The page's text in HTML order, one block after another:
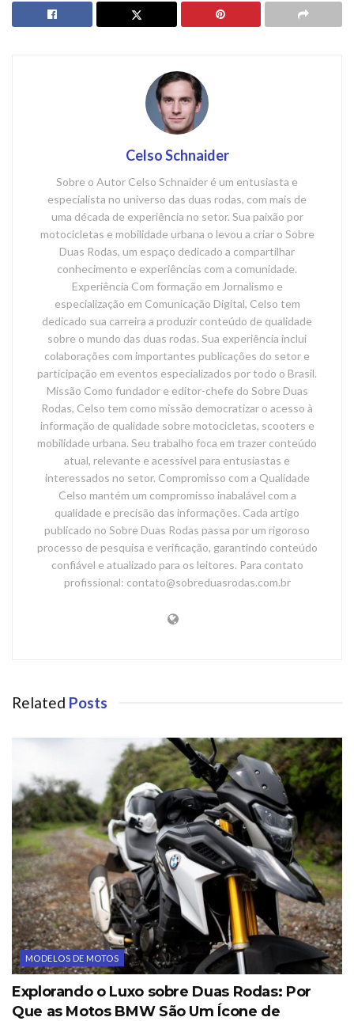
Celso Schnaider
Sobre o Autor Celso Schnaider é um entusiasta e
especialista no universo das duas rodas, com mais de
uma década de experiência no setor. Sua paixão por
motocicletas e mobilidade urbana o levou a criar o Sobre
Duas Rodas, um espaço dedicado a compartilhar
conhecimento e experiências com a comunidade.
Experiência Com formação em Jornalismo e
especialização em Comunicação Digital, Celso tem
dedicado sua carreira a produzir conteúdo de qualidade
sobre o mundo das duas rodas. Sua experiência inclui
colaborações com importantes publicações do setor e
participação em eventos especializados por todo o Brasil.
Missão Como fundador e editor-chefe do Sobre Duas
Rodas, Celso tem como missão democratizar o acesso à
informação de qualidade sobre motocicletas, scooters e
mobilidade urbana. Seu trabalho foca em trazer conteúdo
atual, relevante e acessível para entusiastas e
interessados no setor. Compromisso com a Qualidade
Celso mantém um compromisso inabalável com a
qualidade e precisão das informações. Cada artigo
publicado no Sobre Duas Rodas passa por um rigoroso
processo de pesquisa e verificação, garantindo conteúdo
confiável e atualizado para os leitores. Para contato
profissional: contato@sobreduasrodas.com.br
Related Posts
MODELOS DE MOTOS
Explorando o Luxo sobre Duas Rodas: Por
Que as Motos BMW São Um Ícone de